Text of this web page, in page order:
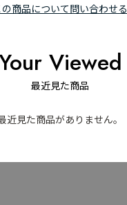
の商品について問い合わせる
Viewed
最近見た商品
近見た商品がありません。